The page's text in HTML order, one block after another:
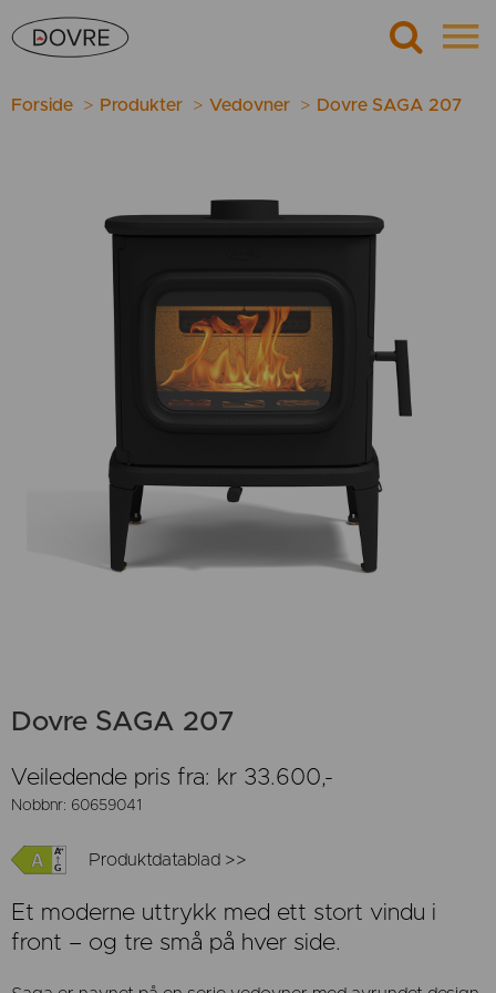
Forside Produkter Vedovner Dovre SAGA 207
Dovre SAGA 207
Veiledende pris fra: kr 33.600,-
Nobbnr: 60659041
Produktdatablad >>
Et moderne uttrykk med ett stort vindu i
front – og tre små på hver side.